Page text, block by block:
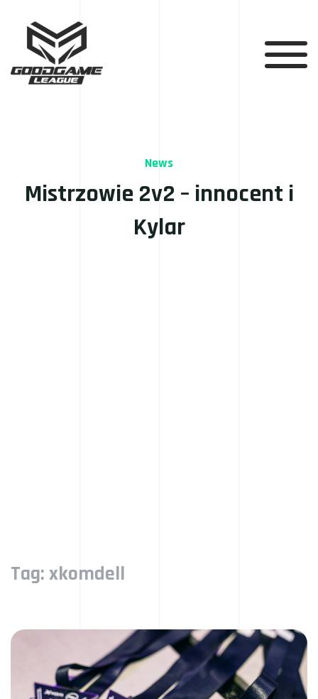
News
Mistrzowie 2v2 – innocent i
Kylar
Tag:xkomdell